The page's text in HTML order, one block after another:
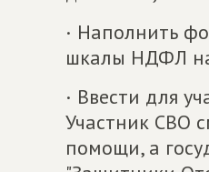
· Наполнить
шкалы НДФЛ
· Ввести для
Участник СВО
помощи, а